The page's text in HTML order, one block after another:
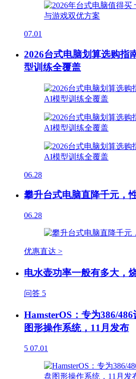
07.01
2026台式电脑划算选购指
型训练全覆盖
06.28
攀升台式电脑直降千元，
06.28
优惠直达 >
电水壶功率一般有多大，
问答 5
HamsterOS：专为386/
图形操作系统，11月发布
5 07.01